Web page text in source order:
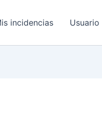
incidencias Usuario